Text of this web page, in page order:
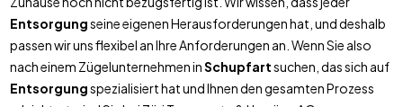
Entsorgungseine eigenen Herausforderungen hat, und deshalb
passen wir uns flexibel an Ihre Anforderungen an. Wenn Sie also
nach einem Zügelunternehmen inSchupfartsuchen, das sich auf
Entsorgungspezialisiert hat und Ihnen den gesamten Prozess